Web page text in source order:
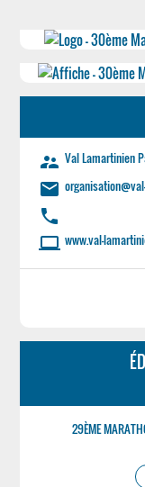
supervisor_account Val Lamartinien
email
phone
laptop www.val-
29ÈME